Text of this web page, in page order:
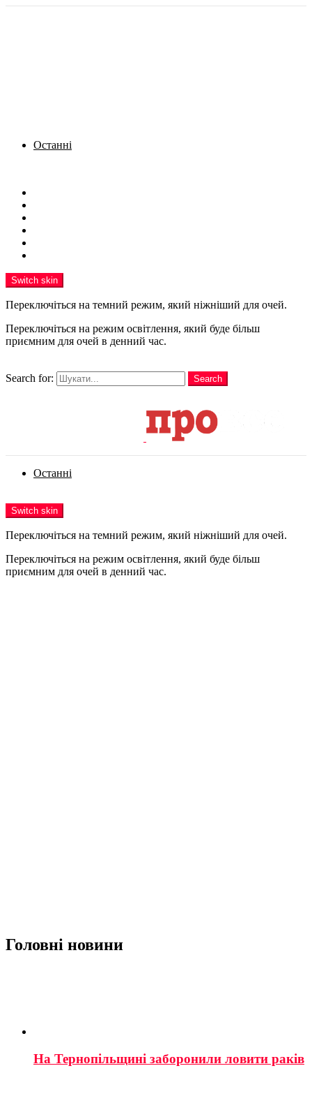
Останні
Switch skin
Переключіться на темний режим, який ніжніший для очей.
Переключіться на режим освітлення, який буде більш
приємним для очей в денний час.
Search for:
Search
Останні
Switch skin
Переключіться на темний режим, який ніжніший для очей.
Переключіться на режим освітлення, який буде більш
приємним для очей в денний час.
Головні новини
На Тернопільщині заборонили ловити раків